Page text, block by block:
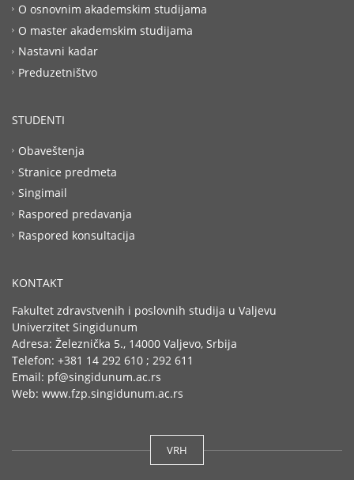
O osnovnim akademskim studijama
O master akademskim studijama
Nastavni kadar
Preduzetništvo
STUDENTI
Obaveštenja
Stranice predmeta
Singimail
Raspored predavanja
Raspored konsultacija
KONTAKT
Fakultet zdravstvenih i poslovnih studija u Valjevu
Univerzitet Singidunum
Adresa: Železnička 5., 14000 Valjevo, Srbija
Telefon: +381 14 292 610 ; 292 611
Email: pf@singidunum.ac.rs
Web: www.fzp.singidunum.ac.rs
VRH